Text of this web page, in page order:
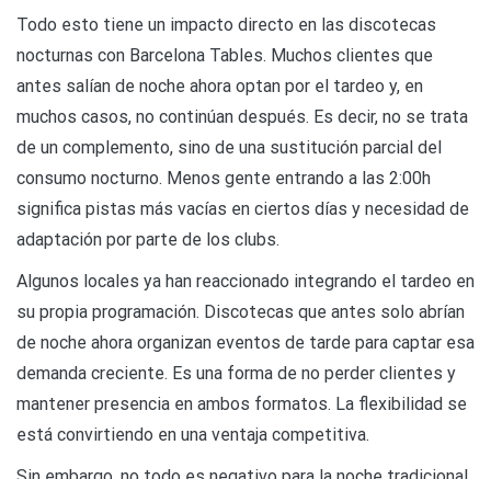
Todo esto tiene un impacto directo en las discotecas
nocturnas con Barcelona Tables. Muchos clientes que
antes salían de noche ahora optan por el tardeo y, en
muchos casos, no continúan después. Es decir, no se trata
de un complemento, sino de una sustitución parcial del
consumo nocturno. Menos gente entrando a las 2:00h
significa pistas más vacías en ciertos días y necesidad de
adaptación por parte de los clubs.
Algunos locales ya han reaccionado integrando el tardeo en
su propia programación. Discotecas que antes solo abrían
de noche ahora organizan eventos de tarde para captar esa
demanda creciente. Es una forma de no perder clientes y
mantener presencia en ambos formatos. La flexibilidad se
está convirtiendo en una ventaja competitiva.